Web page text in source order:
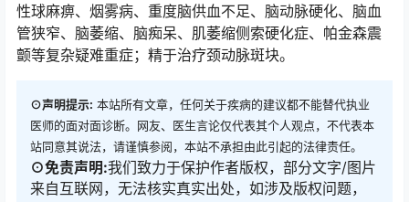
性球麻痹、烟雾病、重度脑供血不足、脑动脉硬化、脑血
管狭窄、脑萎缩、脑痴呆、肌萎缩侧索硬化症、帕金森震
颤等复杂疑难重症；精于治疗颈动脉斑块。
⊙声明提示: 本站所有文章，任何关于疾病的建议都不能替代执业
医师的面对面诊断。网友、医生言论仅代表其个人观点，不代表本
站同意其说法，请谨慎参阅，本站不承担由此引起的法律责任。
⊙免责声明:我们致力于保护作者版权，部分文字/图片
来自互联网，无法核实真实出处，如涉及版权问题，